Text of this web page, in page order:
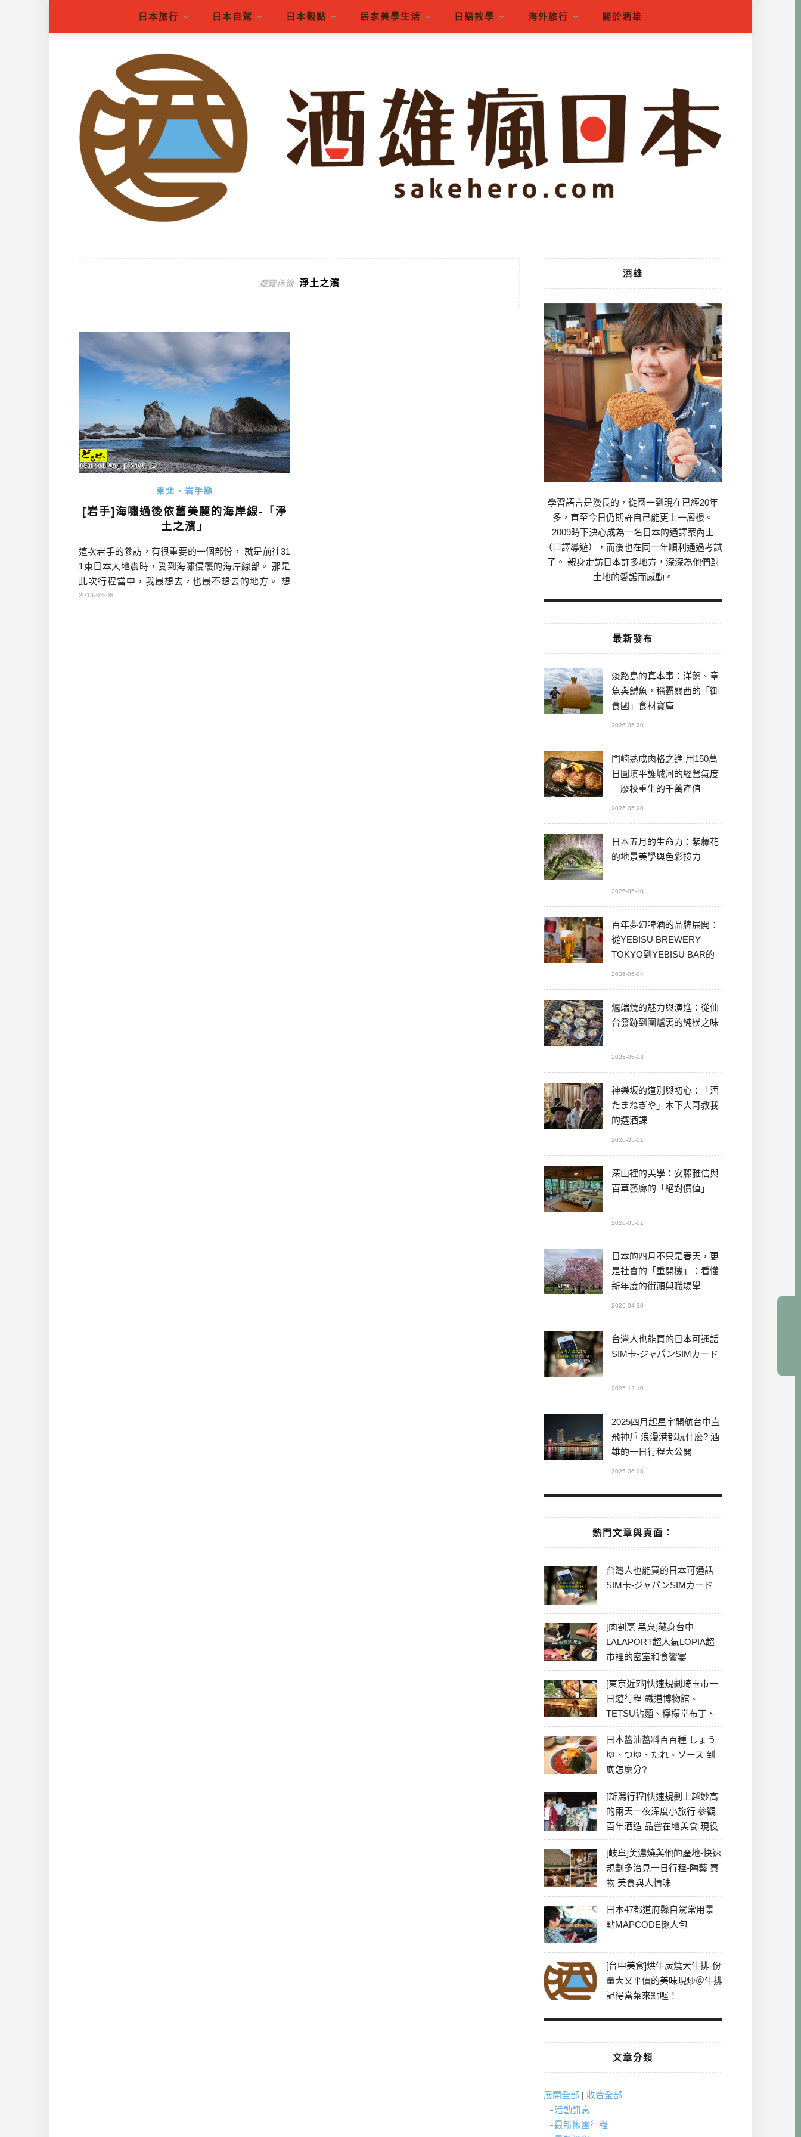
日本旅行 日本自駕 日本觀點 居家美學生活 日語教學 海外旅行 關於酒雄
遊覽標籤 淨土之濱
東北・岩手縣
[岩手]海嘯過後依舊美麗的海岸線-「淨
土之濱」
這次岩手的參訪，有很重要的一個部份， 就是前往31
1東日本大地震時，受到海嘯侵襲的海岸線部。 那是
此次行程當中，我最想去，也最不想去的地方。 想
去，當然是想看看他們復興的腳步。 不想去，是因為
2013-03-06
酒雄
學習語言是漫長的，從國一到現在已經20年
多，直至今日仍期許自己能更上一層樓。
2009時下決心成為一名日本的通譯案內士
（口譯導遊），而後也在同一年順利通過考試
了。 親身走訪日本許多地方，深深為他們對
土地的愛護而感動。
最新發布
淡路島的真本事：洋蔥、章
魚與鱧魚，稱霸關西的「御
食國」食材寶庫
2026-05-20
門崎熟成肉格之進 用150萬
日圓填平護城河的經營氣度
｜廢校重生的千萬產值
2026-05-20
日本五月的生命力：紫藤花
的地景美學與色彩接力
2026-05-10
百年夢幻啤酒的品牌展開：
從YEBISU BREWERY
TOKYO到YEBISU BAR的
2026-05-04
爐端燒的魅力與演進：從仙
台發跡到圍爐裏的純樸之味
2026-05-03
神樂坂的道別與初心：「酒
たまねぎや」木下大哥教我
的選酒課
2026-05-01
深山裡的美學：安藤雅信與
百草藝廊的「絕對價值」
2026-05-01
日本的四月不只是春天，更
是社會的「重開機」：看懂
新年度的街頭與職場學
2026-04-30
台灣人也能買的日本可通話
SIM卡-ジャパンSIMカード
2025-12-10
2025四月起星宇開航台中直
飛神戶 浪漫港都玩什麼? 酒
雄的一日行程大公開
2025-06-08
熱門文章與頁面︰
台灣人也能買的日本可通話
SIM卡-ジャパンSIMカード
[肉割烹 黑泉]藏身台中
LALAPORT超人氣LOPIA超
市裡的密室和食饗宴
[東京近郊]快速規劃琦玉市一
日遊行程-鐵道博物館、
TETSU沾麵、檸檬堂布丁、
冰川神社、美食彙整
日本醬油醬料百百種 しょう
ゆ、つゆ、たれ、ソース 到
底怎麼分?
[新潟行程]快速規劃上越妙高
的兩天一夜深度小旅行 參觀
百年酒造 品嘗在地美食 現役
最老牌電影院
[岐阜]美濃燒與他的產地-快速
規劃多治見一日行程-陶藝 買
物 美食與人情味
日本47都道府縣自駕常用景
點MAPCODE懶人包
[台中美食]烘牛炭燒大牛排-份
量大又平價的美味現炒＠牛排
記得當菜來點喔！
文章分類
展開全部 | 收合全部
活動訊息
最新揪團行程